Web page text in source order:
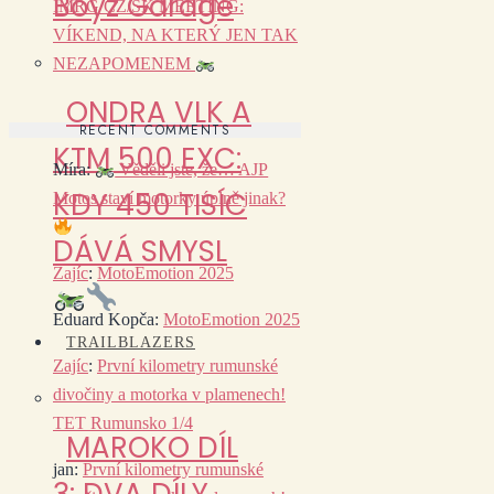
ONDRA VLK A
KTM 500 EXC:
KDY 450 TISÍC
DÁVÁ SMYSL
TRAILBLAZERS
MAROKO DÍL
IMRG CZ/SK MEETING:
VÍKEND, NA KTERÝ JEN TAK
NEZAPOMENEM
RECENT COMMENTS
Míra:
Věděli jste, že… AJP
Motos staví motorky úplně jinak?
Zajíc: MotoEmotion 2025
Eduard Kopča: MotoEmotion 2025
Zajíc: První kilometry rumunské
divočiny a motorka v plamenech!
TET Rumunsko 1/4
jan: První kilometry rumunské